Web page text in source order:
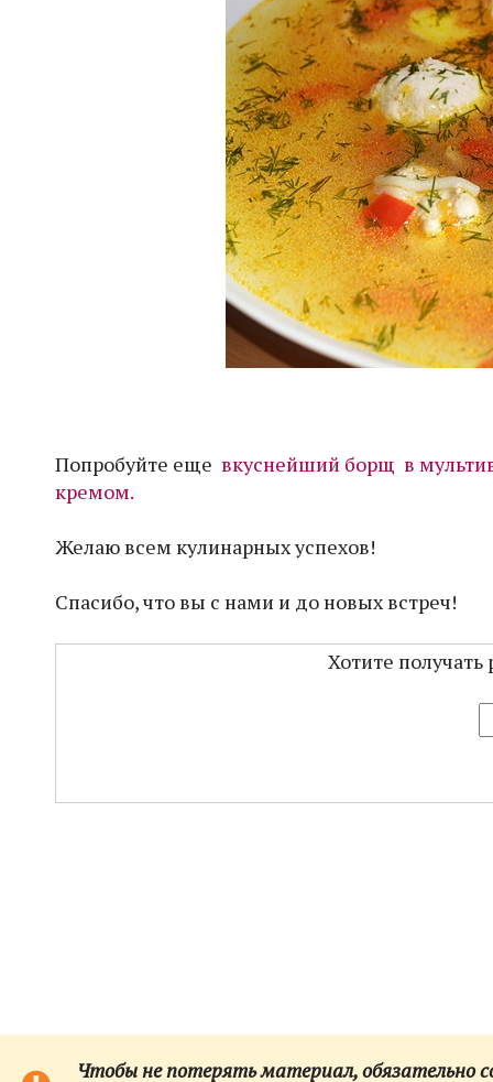
Попробуйте еще вкуснейший борщ в
кремом.
Желаю всем кулинарных успехов!
Спасибо, что вы с нами и до новых встреч!
Хотите
Чтобы не потерять материал, обязательно